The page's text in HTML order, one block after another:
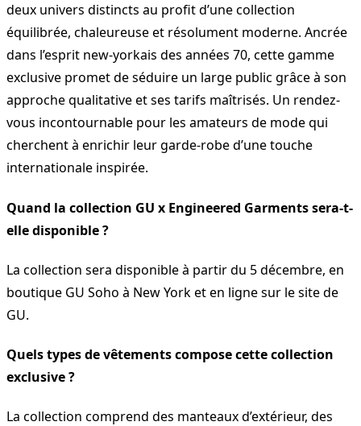
deux univers distincts au profit d’une collection
équilibrée, chaleureuse et résolument moderne. Ancrée
dans l’esprit new-yorkais des années 70, cette gamme
exclusive promet de séduire un large public grâce à son
approche qualitative et ses tarifs maîtrisés. Un rendez-
vous incontournable pour les amateurs de mode qui
cherchent à enrichir leur garde-robe d’une touche
internationale inspirée.
Quand la collection GU x Engineered Garments sera-t-
elle disponible ?
La collection sera disponible à partir du 5 décembre, en
boutique GU Soho à New York et en ligne sur le site de
GU.
Quels types de vêtements compose cette collection
exclusive ?
La collection comprend des manteaux d’extérieur, des